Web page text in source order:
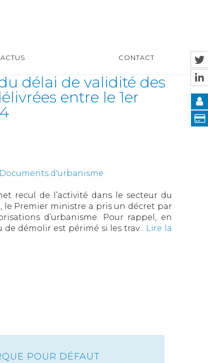
ACTUS CONTACT
délai de validité des
entre le 1er
d'urbanisme
recul de l’activité dans le secteur du
Premier ministre a pris un décret par
d’urbanisme. Pour rappel, en
démolir est périmé si les trav... Lire la
POUR DÉFAUT